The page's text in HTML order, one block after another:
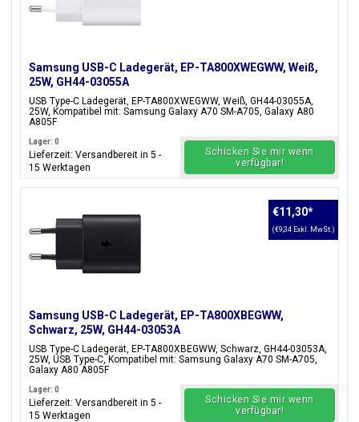
Samsung USB-C Ladegerät, EP-TA800XWEGWW, Weiß,
25W, GH44-03055A
USB Type-C Ladegerät, EP-TA800XWEGWW, Weiß, GH44-03055A,
25W, Kompatibel mit: Samsung Galaxy A70 SM-A705, Galaxy A80
A805F
Lager: 0
Lieferzeit: Versandbereit in 5 -
15 Werktagen
Schicken Sie mir wenn
verfügbar!
Samsung USB-C Ladegerät, EP-TA800XBEGWW,
Schwarz, 25W, GH44-03053A
USB Type-C Ladegerät, EP-TA800XBEGWW, Schwarz, GH44-03053A,
25W, USB Type-C, Kompatibel mit: Samsung Galaxy A70 SM-A705,
Galaxy A80 A805F
€11,30*
(€9,34 Exkl. MwSt.)
Lager: 0
Lieferzeit: Versandbereit in 5 -
15 Werktagen
Schicken Sie mir wenn
verfügbar!